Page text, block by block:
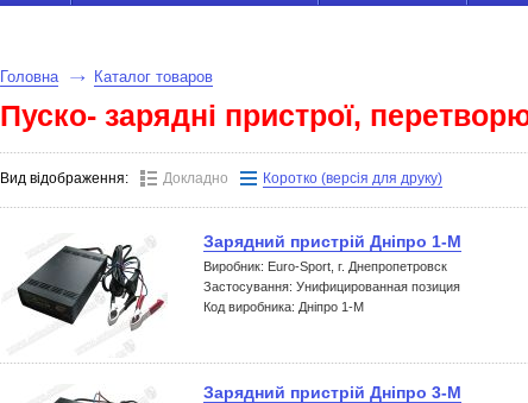
Головна Каталог товаров
Пуско- зарядні пристрої,
Вид відображення: Докладно Коротко (версія для друку)
Зарядний пристрій Дніпро 1-М
Виробник: Euro-Sport, г. Днепропетровск
Застосування: Унифицированная позиция
Код виробника: Дніпро 1-М
Зарядний пристрій Дніпро 3-М